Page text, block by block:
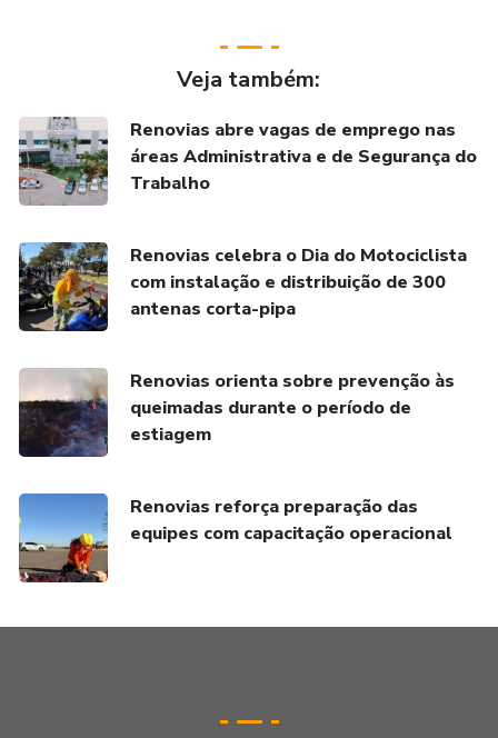
Veja também:
Renovias abre vagas de emprego nas
áreas Administrativa e de Segurança do
Trabalho
Renovias celebra o Dia do Motociclista
com instalação e distribuição de 300
antenas corta-pipa
Renovias orienta sobre prevenção às
queimadas durante o período de
estiagem
Renovias reforça preparação das
equipes com capacitação operacional